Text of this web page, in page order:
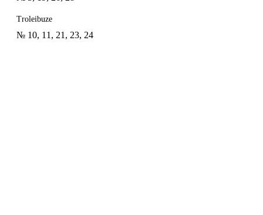
Troleibuze
№ 10, 11, 21, 23, 24